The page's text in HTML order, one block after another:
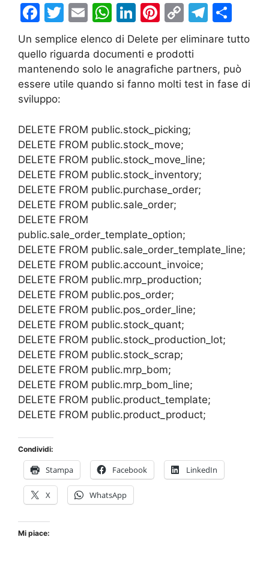
F
a
c
e
b
o
o
k
T
w
itt
er
E
m
ai
l
W
h
at
s
A
p
Li
n
k
e
dI
Pi
nt
er
e
st
C
o
p
y
Li
k
T
el
e
gr
a
o
di
vi
Un semplice elenco di Delete per eliminare tutto
quello riguarda documenti e prodotti
mantenendo solo le anagrafiche partners, può
essere utile quando si fanno molti test in fase di
sviluppo:
DELETE FROM public.stock_picking;
DELETE FROM public.stock_move;
DELETE FROM public.stock_move_line;
DELETE FROM public.stock_inventory;
DELETE FROM public.purchase_order;
DELETE FROM public.sale_order;
DELETE FROM
public.sale_order_template_option;
DELETE FROM public.sale_order_template_line;
DELETE FROM public.account_invoice;
DELETE FROM public.mrp_production;
DELETE FROM public.pos_order;
DELETE FROM public.pos_order_line;
DELETE FROM public.stock_quant;
DELETE FROM public.stock_production_lot;
DELETE FROM public.stock_scrap;
DELETE FROM public.mrp_bom;
DELETE FROM public.mrp_bom_line;
DELETE FROM public.product_template;
DELETE FROM public.product_product;
Condividi:
Stampa Facebook LinkedIn
X WhatsApp
Mi piace: